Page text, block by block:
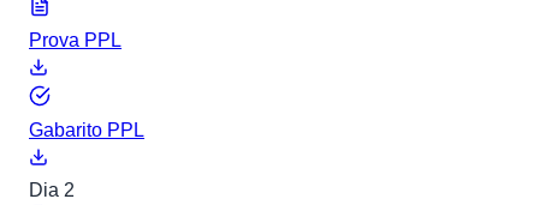
Prova PPL
Gabarito PPL
Dia 2